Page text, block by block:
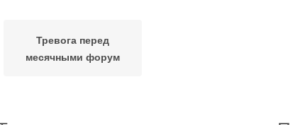
Тревога перед
месячными форум